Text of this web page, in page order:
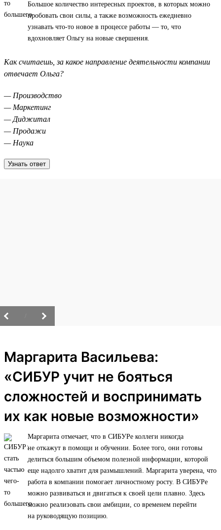
Большое количество интересных проектов, в которых можно
пробовать свои силы, а также возможность ежедневно
узнавать что-то новое в процессе работы — то, что
вдохновляет Ольгу на новые свершения.
Как считаешь, за какое направление деятельности компании
отвечает Ольга?
— Производство
— Маркетинг
— Диджитал
— Продажи
— Наука
Узнать ответ
Маргарита Васильева:
«СИБУР учит не бояться
сложностей и воспринимать
их как новые возможности»
Маргарита отмечает, что в СИБУРе коллеги никогда
не откажут в помощи и обучении. Более того, они готовы
делиться большим объемом полезной информации, которой
еще надолго хватит для размышлений. Маргарита уверена, что
работа в компании помогает личностному росту. В СИБУРе
можно развиваться и двигаться к своей цели плавно. Здесь
можно реализовать свои амбиции, со временем перейти
на руководящую позицию.